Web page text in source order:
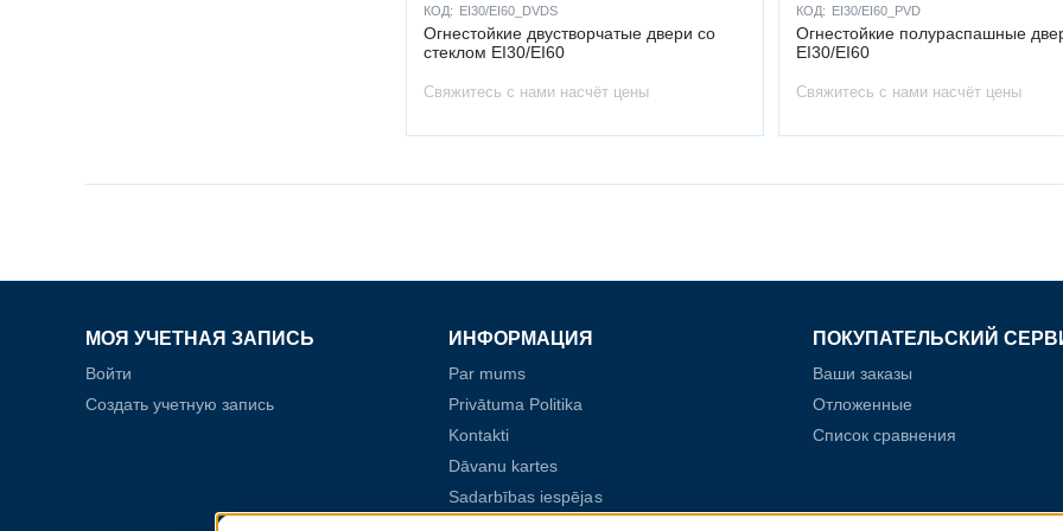
КОД: EI30/EI60_DVDS
Огнестойкие двустворчатые двери со
стеклом EI30/EI60
Свяжитесь с нами насчёт цены
КОД: EI30/EI60_PVD
Огнестойкие полураспашные
EI30/EI60
Свяжитесь с нами насчёт цены
МОЯ УЧЕТНАЯ ЗАПИСЬ
Войти
Создать учетную запись
ИНФОРМАЦИЯ
Par mums
Privātuma Politika
Kontakti
Dāvanu kartes
Sadarbības iespējas
ПОКУПАТЕЛЬСКИЙ
Ваши заказы
Отложенные
Список сравнения